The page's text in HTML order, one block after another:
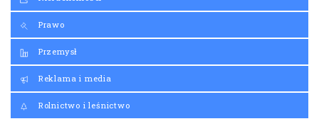
Prawo
Przemysł
Reklama i media
Rolnictwo i leśnictwo